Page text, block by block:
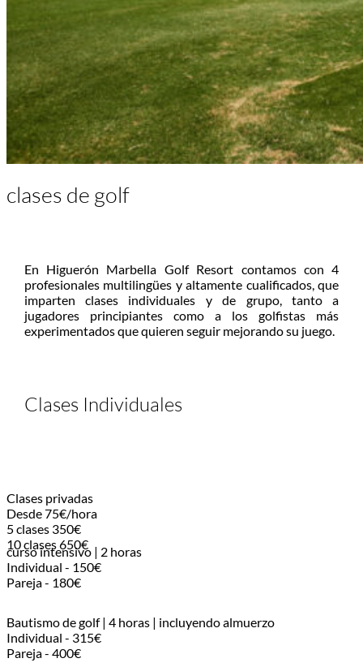
clases de golf
En Higuerón Marbella Golf Resort contamos con 4
profesionales multilingües y altamente cualificados, que
imparten clases individuales y de grupo, tanto a
jugadores principiantes como a los golfistas más
experimentados que quieren seguir mejorando su juego.
Clases Individuales
Clases privadas
Desde 75€/hora
5 clases 350€
10 clases 650€
curso intensivo | 2 horas
Individual - 150€
Pareja - 180€
Bautismo de golf | 4 horas | incluyendo almuerzo
Individual - 315€
Pareja - 400€